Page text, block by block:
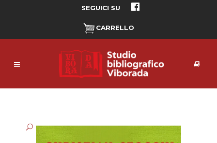
SEGUICI SU
CARRELLO